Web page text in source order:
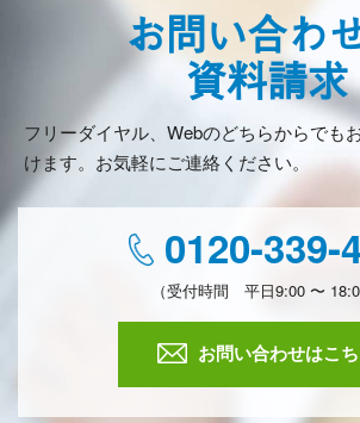
お問い合わ
資料請求
フリーダイヤル、Webのどちらからでも
けます。お気軽にご連絡ください。
0120-339-
（受付時間 平日9:00 〜
お問い合わせはこ